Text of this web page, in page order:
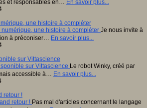
et responsables en… En savoir plus...
une histoire à compléter
Je nous invite à
à préconiser… En savoir plus...
sur Vittascience
Le robot Winky, créé par
accessible à… En savoir plus...
retour !
Pas mal d'articles concernant le langage